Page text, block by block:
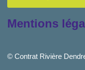
Mentions
© Contrat Rivière